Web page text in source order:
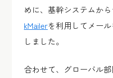
めに、基幹システムから
kMailerを利用してメー
しました。
合わせて、グローバル